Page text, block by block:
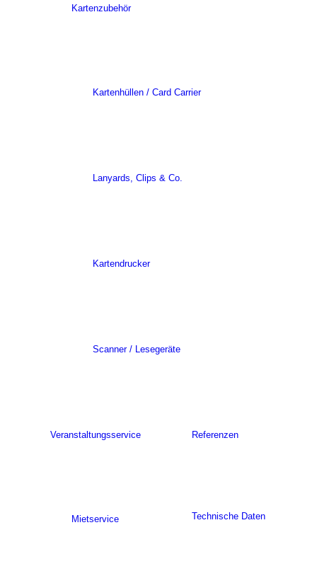
Kartenzubehör
Kartenhüllen / Card Carrier
Lanyards, Clips & Co.
Kartendrucker
Scanner / Lesegeräte
Veranstaltungsservice
Mietservice
Referenzen
Technische Daten